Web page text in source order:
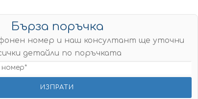
Бърза поръчка
номер и наш консултант ще уточни
детайли по поръчката